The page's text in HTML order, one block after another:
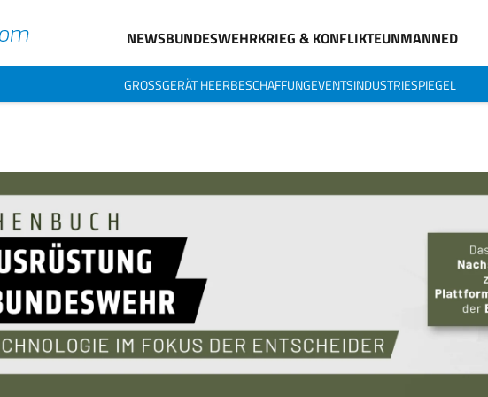
NEWSBUNDESWEHRKRIEG & KONFLIKTEUNMANNED
GROSSGERÄT HEERBESCHAFFUNGEVENTSINDUSTRIESPIEGEL